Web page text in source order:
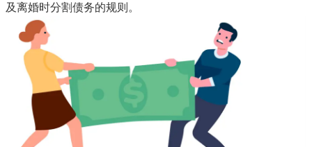
及离婚时分割债务的规则。